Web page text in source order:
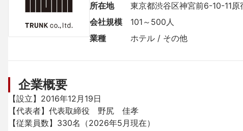
所在地
東京都渋谷区神宮前6-10-11
会社規模
101～500人
業種
ホテル / その他
企業概要
【設立】2016年12月19日
【代表者】代表取締役　野尻　佳孝
【従業員数】330名（2026年5月現在）